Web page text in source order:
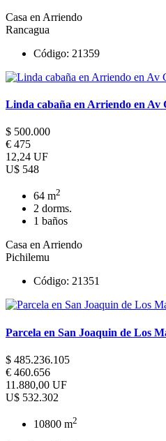
Casa en Arriendo
Rancagua
Código: 21359
Linda cabaña en Arriendo en Av
$ 500.000
€ 475
12,24 UF
U$ 548
64 m2
2 dorms.
1 baños
Casa en Arriendo
Pichilemu
Código: 21351
Parcela en San Joaquin de Los
$ 485.236.105
€ 460.656
11.880,00 UF
U$ 532.302
10800 m2